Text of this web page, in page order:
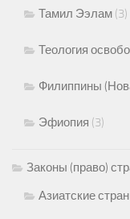
Тамил Ээлам (3)
Теология
Филиппины
Эфиопия (3)
Законы (право)
Азиатские